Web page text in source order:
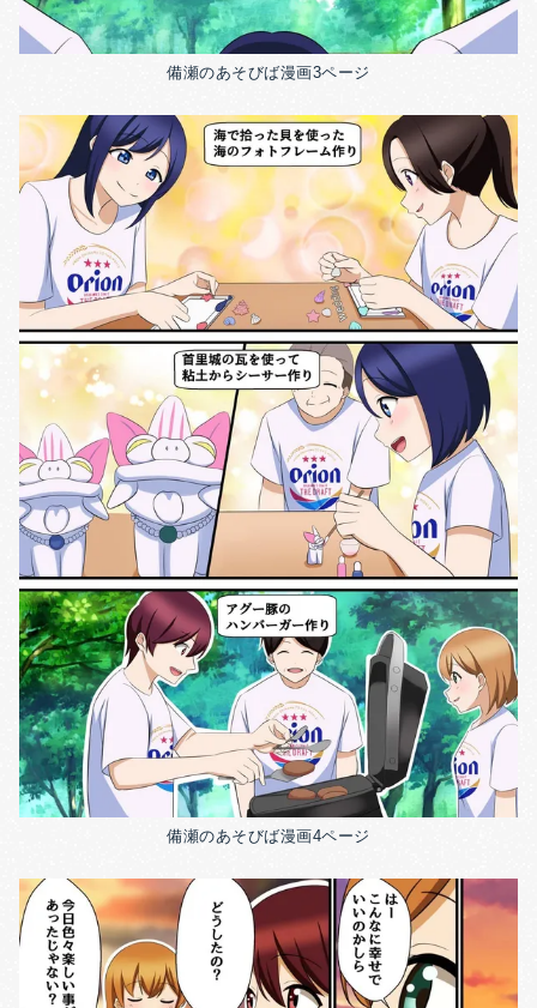
備瀬のあそびば漫画3ページ
備瀬のあそびば漫画4ページ